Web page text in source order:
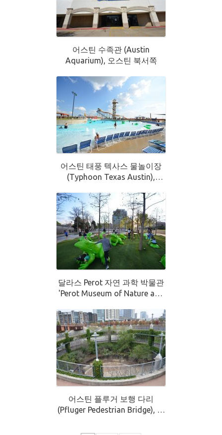
어스틴 수족관 (Austin
Aquarium), 오스틴 북서쪽
어스틴 태풍 텍사스 물놀이장
(Typhoon Texas Austin),
20분
달라스 Perot 자연 과학 박물관
'Perot Museum of Nature and
3시간 거리)
어스틴 플루거 보행 다리
(Pfluger Pedestrian Bridge), 오